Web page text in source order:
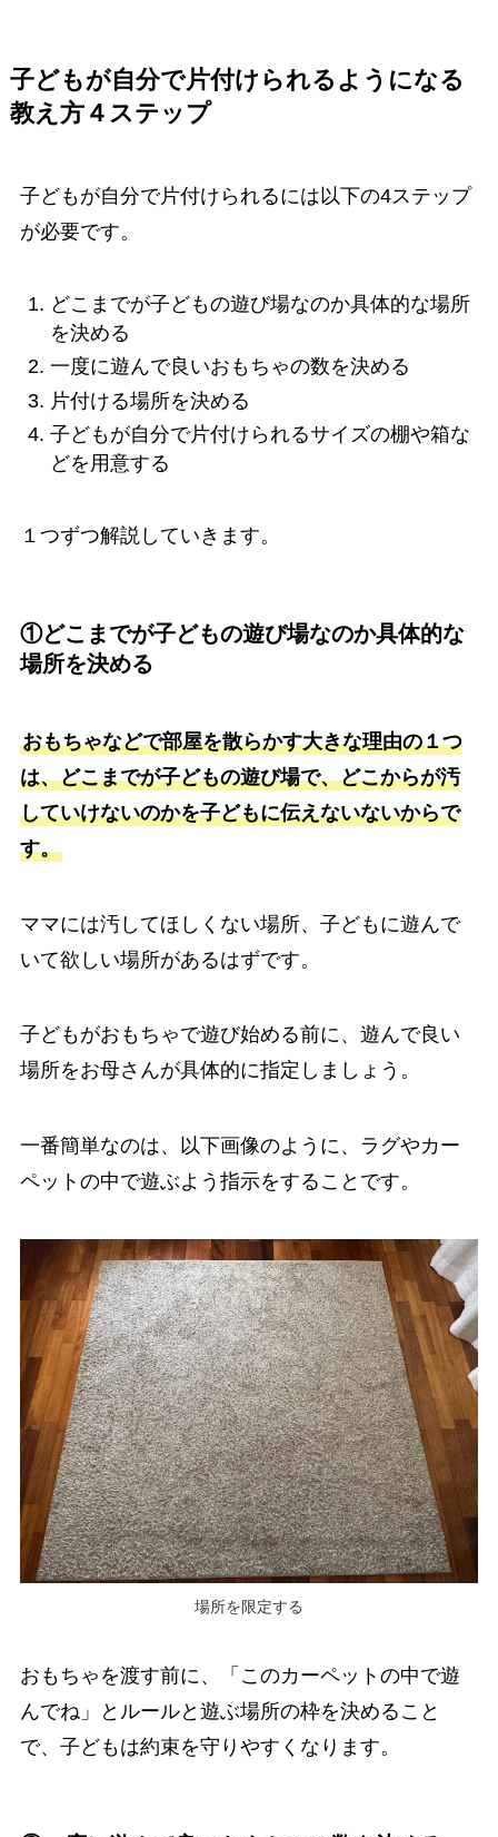
子どもが自分で片付けられるようになる
教え方４ステップ
子どもが自分で片付けられるには以下の4ステップ
が必要です。
どこまでが子どもの遊び場なのか具体的な場所
を決める
一度に遊んで良いおもちゃの数を決める
片付ける場所を決める
子どもが自分で片付けられるサイズの棚や箱な
どを用意する
１つずつ解説していきます。
①どこまでが子どもの遊び場なのか具体的な
場所を決める
おもちゃなどで部屋を散らかす大きな理由の１つ
は、どこまでが子どもの遊び場で、どこからが汚
していけないのかを子どもに伝えないないからで
す。
ママには汚してほしくない場所、子どもに遊んで
いて欲しい場所があるはずです。
子どもがおもちゃで遊び始める前に、遊んで良い
場所をお母さんが具体的に指定しましょう。
一番簡単なのは、以下画像のように、ラグやカー
ペットの中で遊ぶよう指示をすることです。
場所を限定する
おもちゃを渡す前に、「このカーペットの中で遊
んでね」とルールと遊ぶ場所の枠を決めること
で、子どもは約束を守りやすくなります。